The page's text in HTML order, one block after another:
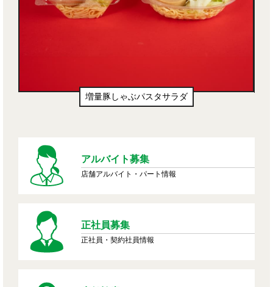
増量豚しゃぶパスタサラダ
アルバイト募集
店舗アルバイト・パート情報
正社員募集
正社員・契約社員情報